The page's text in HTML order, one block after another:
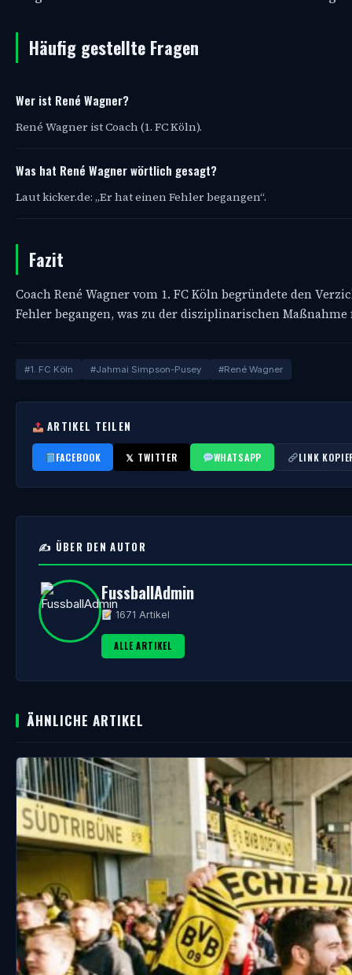
Häufig gestellte Fragen
Wer ist René Wagner?
René Wagner ist Coach (1. FC Köln).
Was hat René Wagner wörtlich gesagt?
Laut kicker.de: „Er hat einen Fehler begangen“.
Fazit
Coach René Wagner vom 1. FC Köln begründete den
Fehler begangen, was zu der disziplinarischen
#1. FC Köln #Jahmai Simpson-Pusey #René Wagner
ARTIKEL TEILEN
FACEBOOK 𝕏 TWITTER WHATSAPP LINK
✍️ ÜBER DEN AUTOR
FussballAdmin
1671 Artikel
ALLE ARTIKEL
ÄHNLICHE ARTIKEL